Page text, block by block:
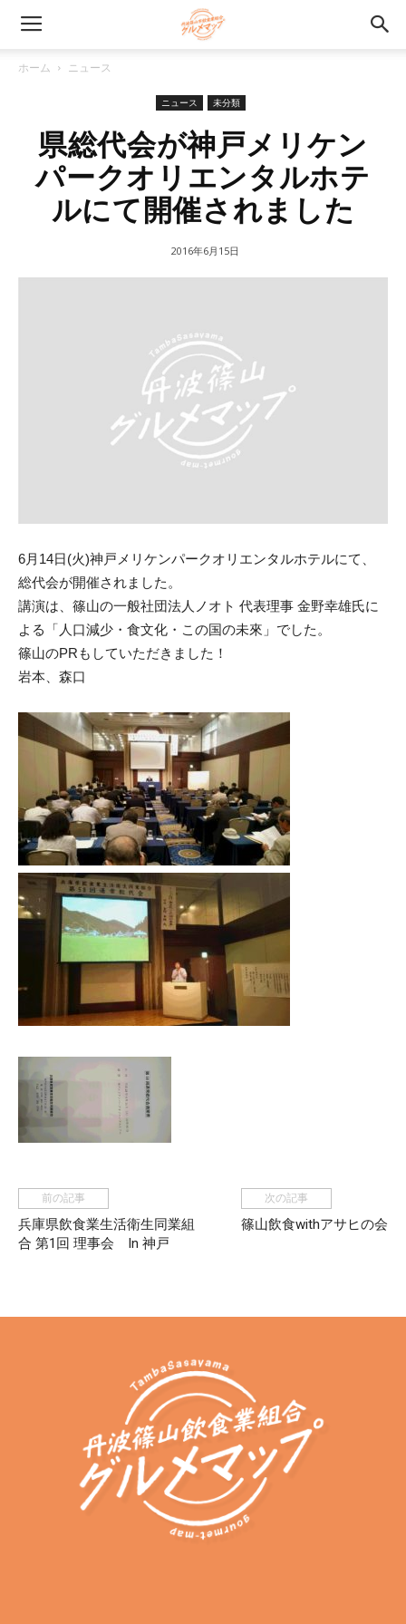
ホーム ニュース
ニュース 未分類
県総代会が神戸メリケン
パークオリエンタルホテ
ルにて開催されました
2016年6月15日
6月14日(火)神戸メリケンパークオリエンタルホテルにて、
総代会が開催されました。
講演は、篠山の一般社団法人ノオト 代表理事 金野幸雄氏に
よる「人口減少・食文化・この国の未來」でした。
篠山のPRもしていただきました！
岩本、森口
前の記事
兵庫県飲食業生活衛生同業組
合 第1回 理事会 In 神戸
次の記事
篠山飲食withアサヒの会